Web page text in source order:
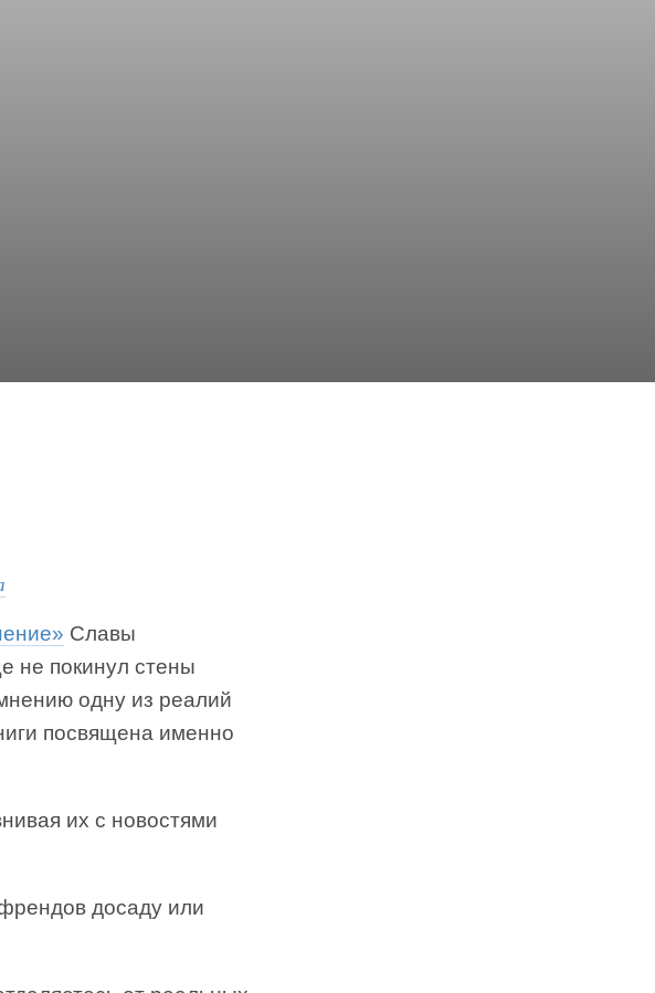
Славы
не покинул стены
одну из реалий
посвящена именно
их с новостями
досаду или